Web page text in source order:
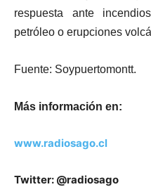
respuesta ante
petróleo o erupciones
Fuente: Soypuertomontt.
Más información en:
www.radiosago.cl
Twitter: @radiosago